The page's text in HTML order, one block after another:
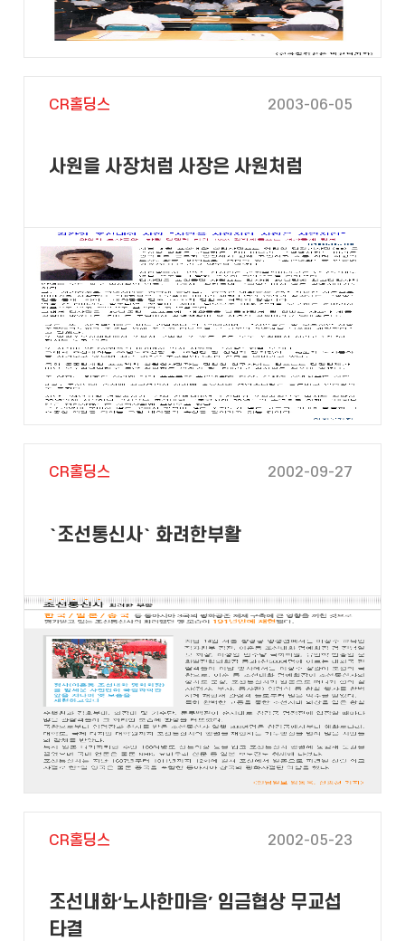
CR홀딩스 2003-06-05
사원을 사장처럼 사장은 사원처럼
CR홀딩스 2002-09-27
`조선통신사` 화려한부활
CR홀딩스 2002-05-23
조선내화‘노사한마음’ 임금협상 무교섭
타결